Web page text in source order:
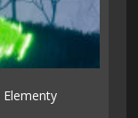
Elementy